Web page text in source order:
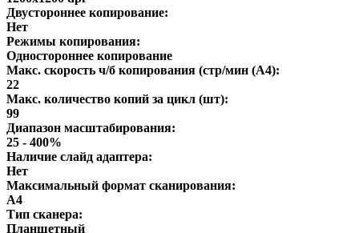
Двустороннее копирование:
Нет
Режимы копирования:
Одностороннее копирование
Макс. скорость ч/б копирования (стр/мин (A4):
22
Макс. количество копий за цикл (шт):
99
Диапазон масштабирования:
25 - 400%
Наличие слайд адаптера:
Нет
Максимальный формат сканирования:
A4
Тип сканера:
Планшетный